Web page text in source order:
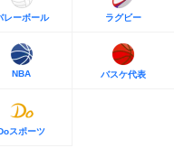
レーボール ラグビー
NBA バスケ代表
スポーツ